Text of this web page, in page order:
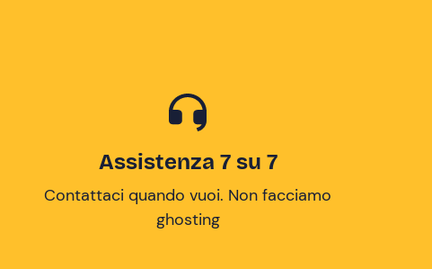
Assistenza 7 su 7
Contattaci quando vuoi. Non facciamo
ghosting